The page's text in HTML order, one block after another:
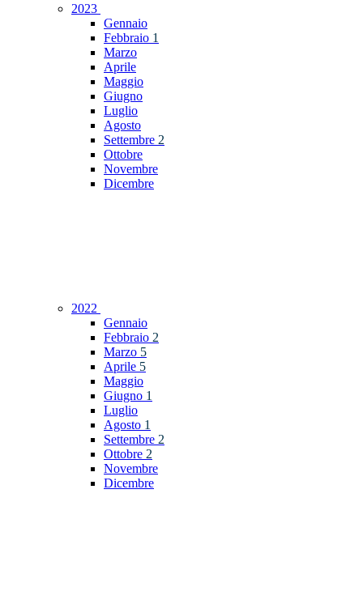
2023
Gennaio
Febbraio 1
Marzo
Aprile
Maggio
Giugno
Luglio
Agosto
Settembre 2
Ottobre
Novembre
Dicembre
2022
Gennaio
Febbraio 2
Marzo 5
Aprile 5
Maggio
Giugno 1
Luglio
Agosto 1
Settembre 2
Ottobre 2
Novembre
Dicembre